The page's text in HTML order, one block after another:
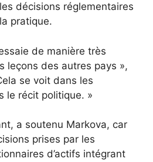
décisions réglementaires
pratique.
de manière très
leçons des autres pays »,
se voit dans les
le récit politique. »
a soutenu Markova, car
prises par les
d’actifs intégrant